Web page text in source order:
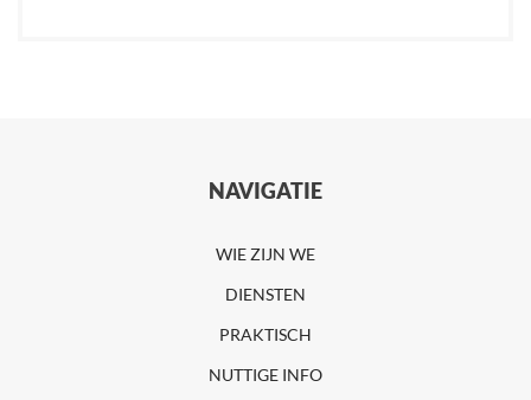
NAVIGATIE
WIE ZIJN WE
DIENSTEN
PRAKTISCH
NUTTIGE INFO